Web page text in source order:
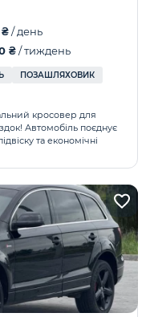
₴/ день
₴/ тиждень
ПОЗАШЛЯХОВИК
кросовер для
Автомобіль поєднує
та економічні